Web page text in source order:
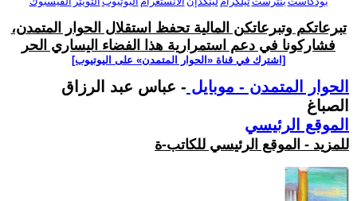
تبرعاتكم وتبرعاتكن المالية تحفظ استقلال الحوار المتمدن،
فشاركونا في دعم استمرارية هذا الفضاء اليساري الحر
[اشترك في قناة ‫«الحوار المتمدن» على اليوتيوب]
الحوار المتمدن - موبايل - عباس عبد الرزاق
الصباغ
الموقع الرئيسي
للمزيد - الموقع الرئيسي للكاتب-ة